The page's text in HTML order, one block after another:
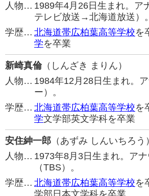
人物… 1989年4月26日生まれ。ア
テレビ放送→北海道放送）。
学歴… 北海道帯広柏葉高等学校を
学を卒業
新崎真倫（しんざき まりん）
人物… 1984年12月28日生まれ。
ー）。
学歴… 北海道帯広柏葉高等学校を
学文学部英文学科を卒業
安住紳一郎 （あずみ しんいちろう）
人物… 1973年8月3日生まれ。ア
（TBS）。
学歴… 北海道帯広柏葉高等学校を
学部日本文学科を卒業